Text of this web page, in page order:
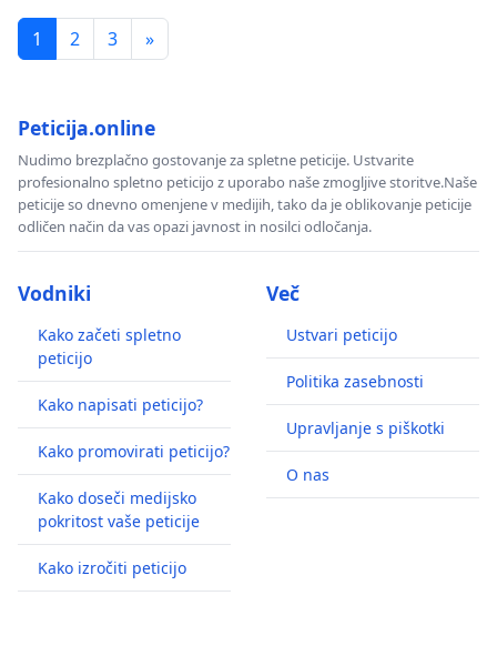
1 2 3 »
Peticija.online
Nudimo brezplačno gostovanje za spletne peticije. Ustvarite
profesionalno spletno peticijo z uporabo naše zmogljive storitve.Naše
peticije so dnevno omenjene v medijih, tako da je oblikovanje peticije
odličen način da vas opazi javnost in nosilci odločanja.
Vodniki
Kako začeti spletno
peticijo
Kako napisati peticijo?
Kako promovirati peticijo?
Kako doseči medijsko
pokritost vaše peticije
Kako izročiti peticijo
Več
Ustvari peticijo
Politika zasebnosti
Upravljanje s piškotki
O nas